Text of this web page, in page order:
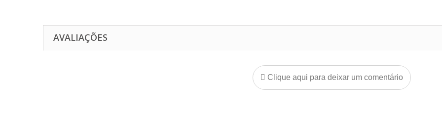
AVALIAÇÕES
Clique aqui para deixar um comentário